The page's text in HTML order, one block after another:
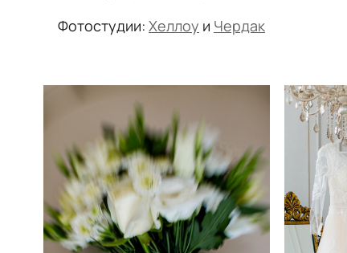
Фотостудии: Хеллоу и Чердак